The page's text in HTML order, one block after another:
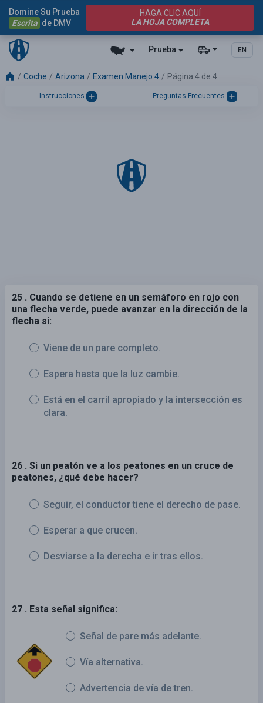
Prueba EN
Domine Su Prueba
Escrita de DMV
HAGA CLIC AQUÍ
LA HOJA COMPLETA
Coche Arizona Examen Manejo 4 Página 4 de 4
Instrucciones Preguntas Frecuentes
25 . Cuando se detiene en un semáforo en rojo con
una flecha verde, puede avanzar en la dirección de la
flecha si:
Viene de un pare completo.
Espera hasta que la luz cambie.
Está en el carril apropiado y la intersección es
clara.
26 . Si un peatón ve a los peatones en un cruce de
peatones, ¿qué debe hacer?
Seguir, el conductor tiene el derecho de pase.
Esperar a que crucen.
Desviarse a la derecha e ir tras ellos.
27 . Esta señal significa:
Señal de pare más adelante.
Vía alternativa.
Advertencia de vía de tren.